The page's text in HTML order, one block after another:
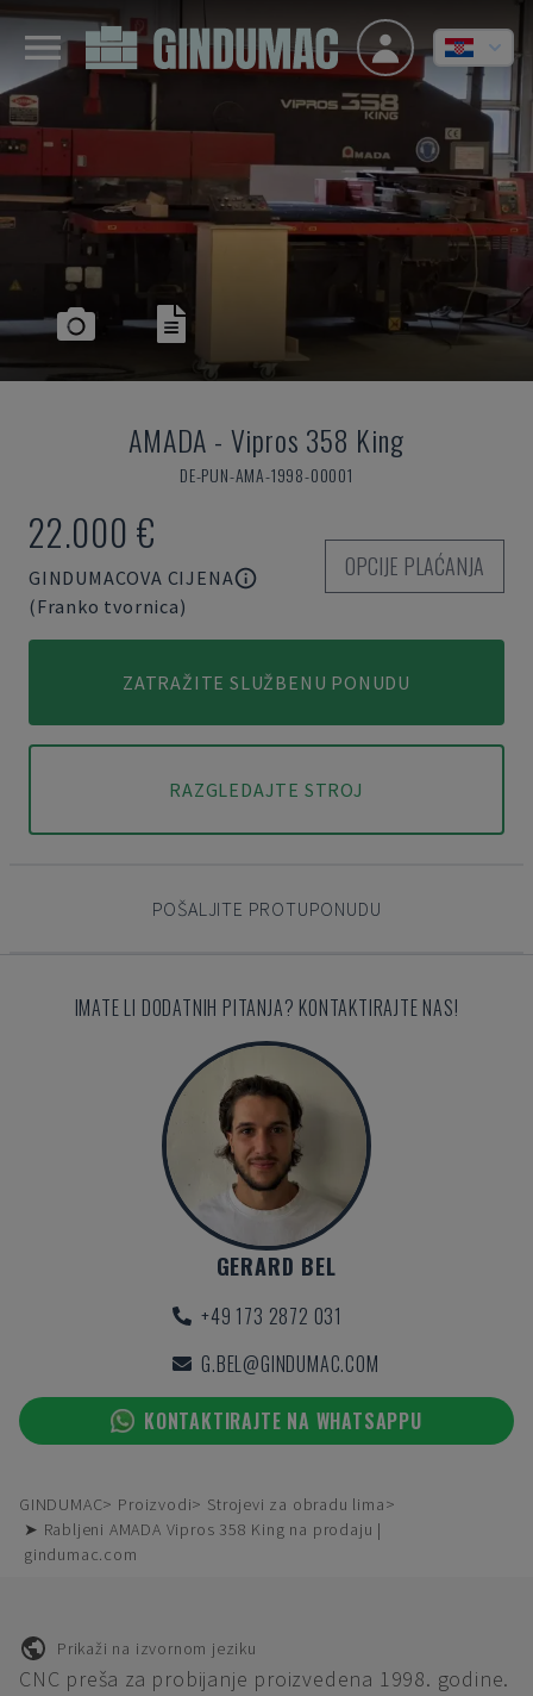
AMADA - Vipros 358 King
DE-PUN-AMA-1998-00001
22.000 €
GINDUMACOVA CIJENA
(Franko tvornica)
OPCIJE PLAĆANJA
ZATRAŽITE SLUŽBENU PONUDU
RAZGLEDAJTE STROJ
POŠALJITE PROTUPONUDU
IMATE LI DODATNIH PITANJA? KONTAKTIRAJTE NAS!
GERARD BEL
+49 173 2872 031
G.BEL@GINDUMAC.COM
KONTAKTIRAJTE NA WHATSAPPU
GINDUMAC Proizvodi
Strojevi za obradu lima
➤ Rabljeni AMADA Vipros 358 King na prodaju |
gindumac.com
Prikaži na izvornom jeziku
CNC preša za probijanje proizvedena 1998. godine.